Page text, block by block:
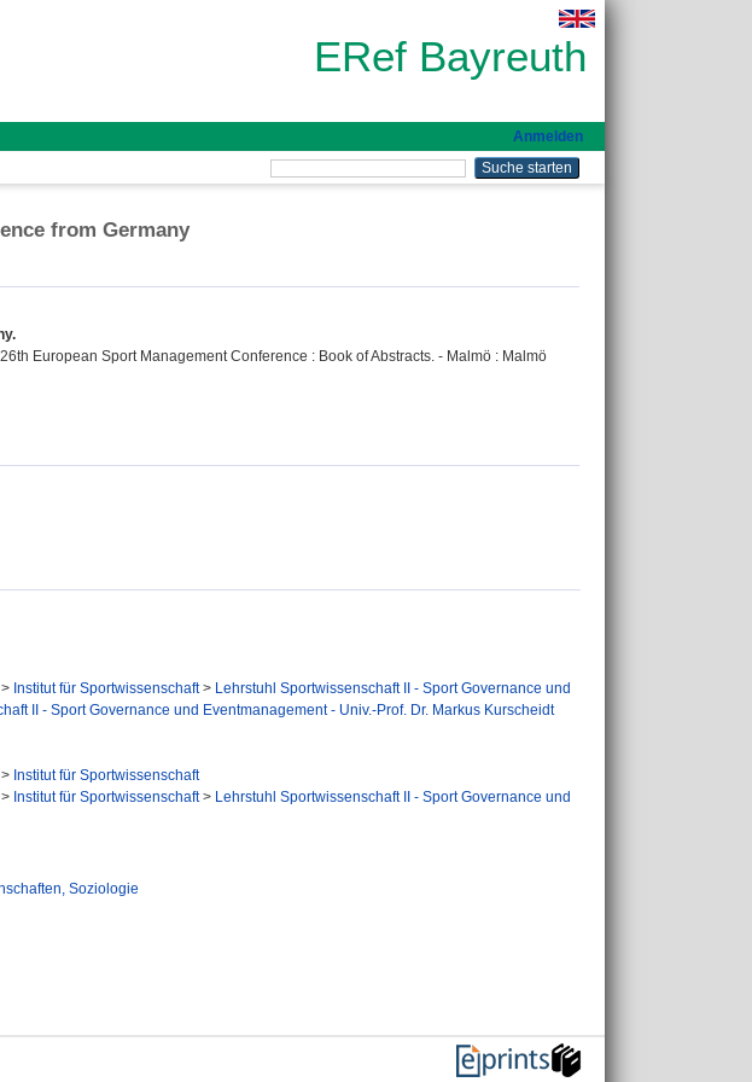
ERef Bayreuth
Anmelden
from Germany
European Sport Management Conference : Book of Abstracts. - Malmö : Malmö
Institut für Sportwissenschaft> Lehrstuhl Sportwissenschaft II - Sport Governance und
II - Sport Governance und Eventmanagement - Univ.-Prof. Dr. Markus Kurscheidt
Institut für Sportwissenschaft
Institut für Sportwissenschaft> Lehrstuhl Sportwissenschaft II - Sport Governance und
Soziologie